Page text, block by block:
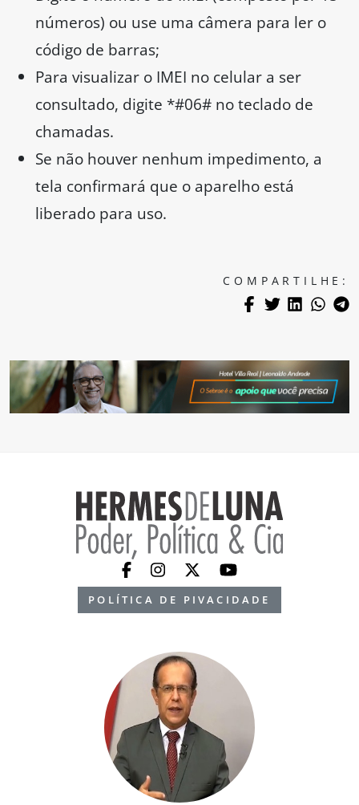
números) ou use uma câmera para ler o
código de barras;
Para visualizar o IMEI no celular a ser
consultado, digite *#06# no teclado de
chamadas.
Se não houver nenhum impedimento, a
tela confirmará que o aparelho está
liberado para uso.
COMPARTILHE:
POLÍTICA DE PIVACIDADE